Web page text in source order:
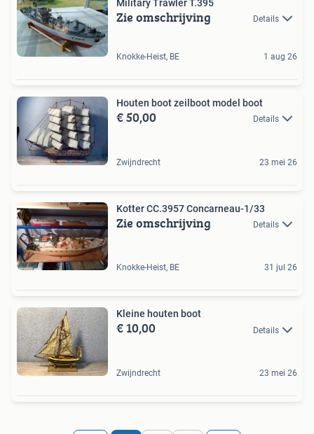
Military Trawler T.395
Zie omschrijving Details
Knokke-Heist, BE 1 aug 26
Houten boot zeilboot model boot
€ 50,00 Details
Zwijndrecht 23 mei 26
Kotter CC.3957 Concarneau-1/33
Zie omschrijving Details
Knokke-Heist, BE 31 jul 26
Kleine houten boot
€ 10,00 Details
Zwijndrecht 23 mei 26